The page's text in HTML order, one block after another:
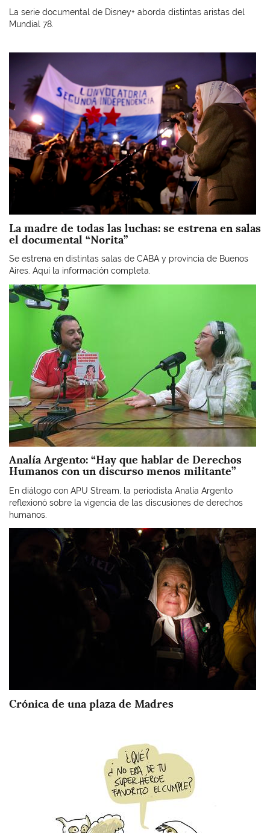
La serie documental de Disney+ aborda distintas aristas del
Mundial 78.
La madre de todas las luchas: se estrena en salas
el documental “Norita”
Se estrena en distintas salas de CABA y provincia de Buenos
Aires. Aquí la información completa.
Imagen
Analía Argento: “Hay que hablar de Derechos
Humanos con un discurso menos militante”
En diálogo con APU Stream, la periodista Analía Argento
reflexionó sobre la vigencia de las discusiones de derechos
humanos.
Crónica de una plaza de Madres